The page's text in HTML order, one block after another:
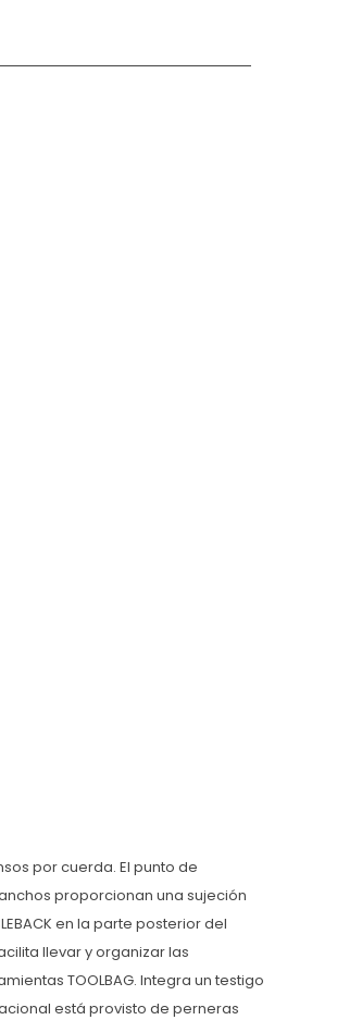
por cuerda. El punto de
proporcionan una sujeción
en la parte posterior del
llevar y organizar las
TOOLBAG. Integra un testigo
está provisto de perneras